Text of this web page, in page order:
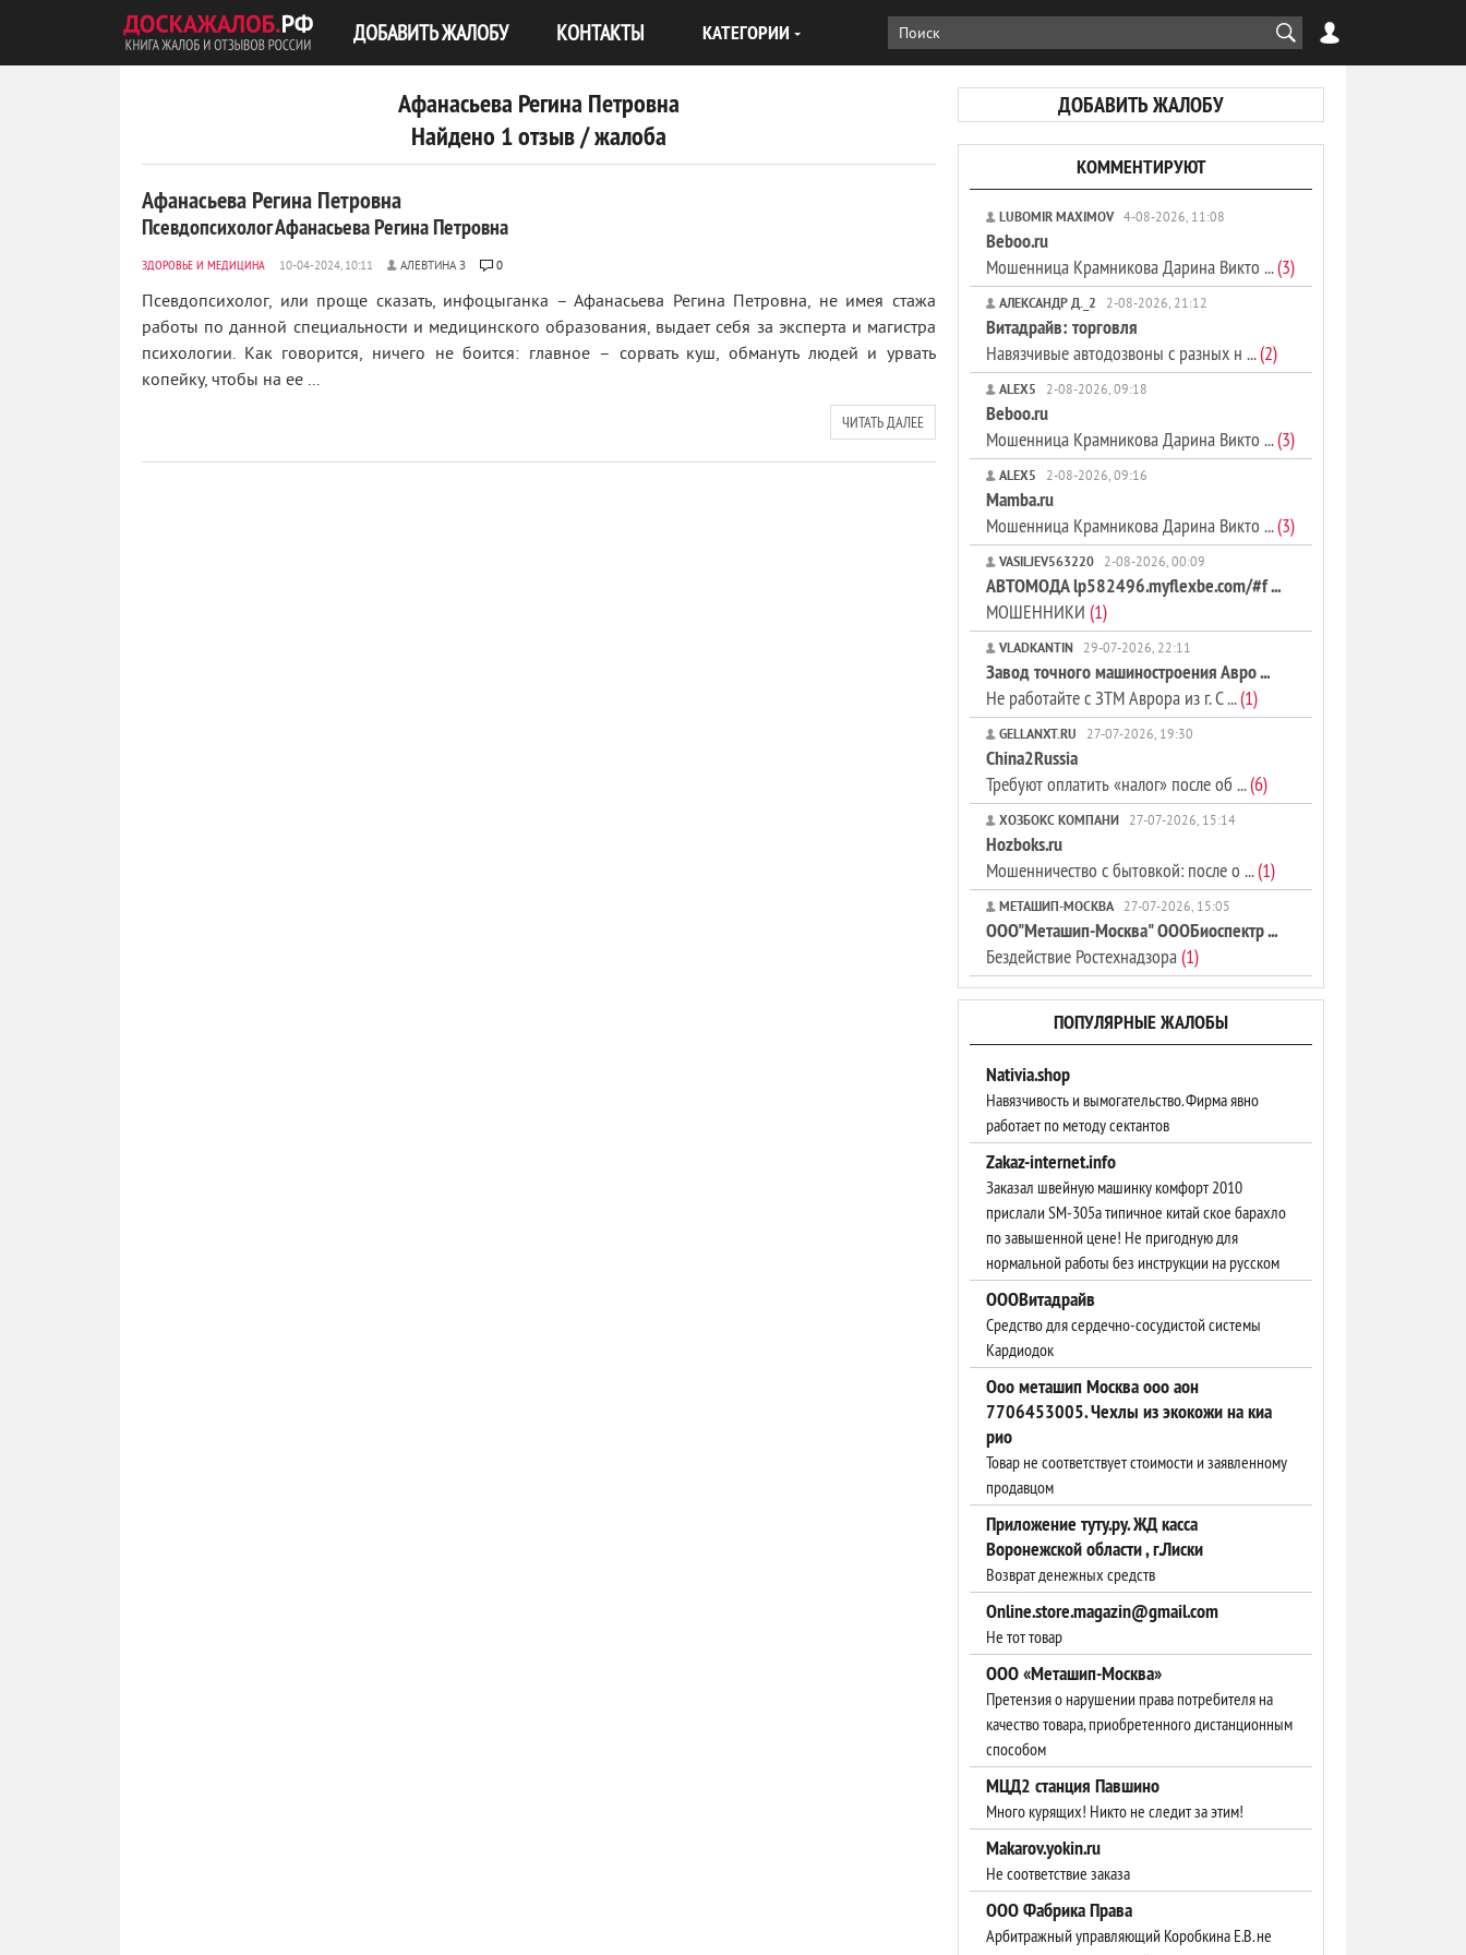
ДОБАВИТЬ ЖАЛОБУ КОНТАКТЫ КАТЕГОРИИ
ДОБАВИТЬ ЖАЛОБУ
Афанасьева Регина Петровна
Найдено 1 отзыв / жалоба
Афанасьева Регина Петровна
Псевдопсихолог Афанасьева Регина Петровна
ЗДОРОВЬЕ И МЕДИЦИНА АЛЕВТИНА З 0
Псевдопсихолог, или проще сказать, инфоцыганка – Афанасьева Регина Петровна, не имея стажа
работы по данной специальности и медицинского образования, выдает себя за эксперта и магистра
психологии. Как говорится, ничего не боится: главное – сорвать куш, обмануть людей и урвать
копейку, чтобы на ее ...
ЧИТАТЬ ДАЛЕЕ
КОММЕНТИРУЮТ
LUBOMIR MAXIMOV 4-08-2026, 11:08
Beboo.ru
Мошенница Крамникова Дарина Викто ...(3)
АЛЕКСАНДР Д._2 2-08-2026, 21:12
Витадрайв: торговля
Навязчивые автодозвоны с разных н ...(2)
ALEX5 2-08-2026, 09:18
Beboo.ru
Мошенница Крамникова Дарина Викто ...(3)
ALEX5 2-08-2026, 09:16
Mamba.ru
Мошенница Крамникова Дарина Викто ...(3)
VASILJEV563220 2-08-2026, 00:09
АВТОМОДА lp582496.myflexbe.com/#f ...
МОШЕННИКИ (1)
VLADKANTIN 29-07-2026, 22:11
Завод точного машиностроения Авро ...
Не работайте с ЗТМ Аврора из г. С ...(1)
GELLANXT.RU 27-07-2026, 19:30
China2Russia
Требуют оплатить «налог» после об ...(6)
ХОЗБОКС КОМПАНИ 27-07-2026, 15:14
Hozboks.ru
Мошенничество с бытовкой: после о ...(1)
МЕТАШИП-МОСКВА 27-07-2026, 15:05
ООО"Меташип-Москва" ОООБиоспектр ...
Бездействие Ростехнадзора(1)
ПОПУЛЯРНЫЕ ЖАЛОБЫ
Nativia.shop
Навязчивость и вымогательство. Фирма явно
работает по методу сектантов
Zakaz-internet.info
Заказал швейную машинку комфорт 2010
прислали SM-305a типичное китай ское барахло
по завышенной цене! Не пригодную для
нормальной работы без инструкции на русском
ОООВитадрайв
Средство для сердечно-сосудистой системы
Кардиодок
Ооо меташип Москва ооо аон
7706453005. Чехлы из экокожи на киа
рио
Товар не соответствует стоимости и заявленному
продавцом
Приложение туту.ру. ЖД касса
Воронежской области , г.Лиски
Возврат денежных средств
Online.store.magazin@gmail.com
Не тот товар
ООО «Меташип-Москва»
Претензия о нарушении права потребителя на
качество товара, приобретенного дистанционным
способом
МЦД2 станция Павшино
Много курящих! Никто не следит за этим!
Makarov.yokin.ru
Не соответствие заказа
ООО Фабрика Права
Арбитражный управляющий Коробкина Е.В. не